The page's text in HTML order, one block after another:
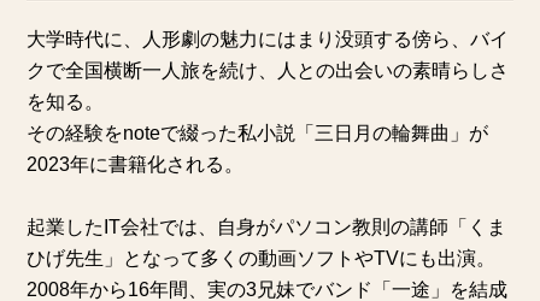
大学時代に、人形劇の魅力にはまり没頭する傍ら、バイ
クで全国横断一人旅を続け、人との出会いの素晴らしさ
を知る。
その経験をnoteで綴った私小説「三日月の輪舞曲」が
2023年に書籍化される。
起業したIT会社では、自身がパソコン教則の講師「くま
ひげ先生」となって多くの動画ソフトやTVにも出演。
2008年から16年間、実の3兄妹でバンド「一途」を結成